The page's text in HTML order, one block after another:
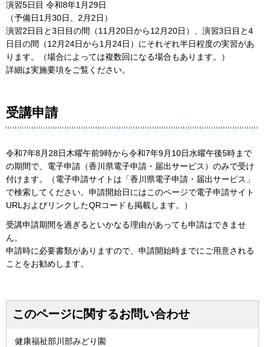
演習5日目 令和8年1月29日
（予備日1月30日、2月2日）
演習2日目と3日目の間（11月20日から12月20日）、演習3日目と4
日目の間（12月24日から1月24日）にそれぞれ半日程度の実習があ
ります。（場合によっては複数回になる場合もあります。）
詳細は実施要項をご覧ください。
受講申請
令和7年8月28日木曜午前9時から令和7年9月10日水曜午後5時まで
の期間で、電子申請（香川県電子申請・届出サービス）のみで受け
付けます。（電子申請サイトは「香川県電子申請・届出サービス」
で検索してください。申請開始日にはこのページで電子申請サイト
URLおよびリンクしたQRコードも掲載します。）
受講申請期間を過ぎるといかなる理由があっても申請はできませ
ん。
申請時に必要書類がありますので、申請開始時までにご用意される
ことをお勧めします。
このページに関するお問い合わせ
健康福祉部川部みどり園